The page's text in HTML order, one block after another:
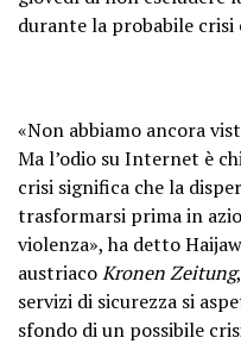
durante la probabile
«Non abbiamo ancora
Ma l’odio su Internet è
crisi significa che la
trasformarsi prima in
violenza», ha detto
austriacoKronen Zeitung
servizi di sicurezza si
sfondo di un possibile